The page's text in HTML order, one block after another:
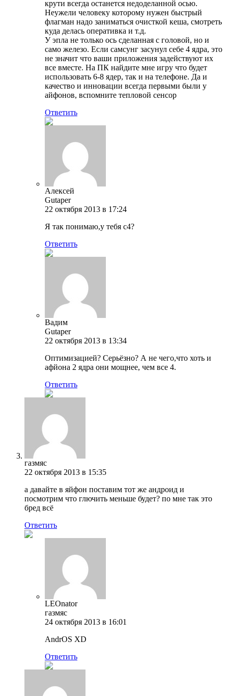
крути всегда останется недоделанной осью.
Неужели человеку которому нужен быстрый
флагман надо заниматься очисткой кеша, смотреть
куда делась оперативка и т.д.
У эпла не только ось сделанная с головой, но и
само железо. Если самсунг засунул себе 4 ядра, это
не значит что ваши приложения задействуют их
все вместе. На ПК найдите мне игру что будет
использовать 6-8 ядер, так и на телефоне. Да и
качество и инновации всегда первыми были у
айфонов, вспомните тепловой сенсор
Ответить
Алексей
Gutaper
22 октября 2013 в 17:24
Я так понимаю,у тебя с4?
Ответить
Вадим
Gutaper
22 октября 2013 в 13:34
Оптимизацией? Серьёзно? А не чего,что хоть и
афйона 2 ядра они мощнее, чем все 4.
Ответить
газмяс
22 октября 2013 в 15:35
а давайте в яйфон поставим тот же андроид и
посмотрим что глючить меньше будет? по мне так это
бред всё
Ответить
LEOnator
газмяс
24 октября 2013 в 16:01
AndrOS XD
Ответить